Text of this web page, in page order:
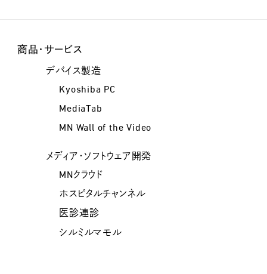
商品・サービス
デバイス製造
Kyoshiba PC
MediaTab
MN Wall of the Video
メディア・ソフトウェア開発
MNクラウド
ホスピタルチャンネル
医診連診
シルミルマモル